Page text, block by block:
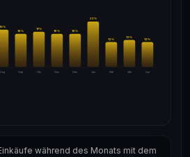
Aug
18%
Sep
16%
Okt
17%
Nov
16%
Dez
16%
Jan
22%
Feb
12%
Mär
13%
Apr
12%
während des Monats mit dem